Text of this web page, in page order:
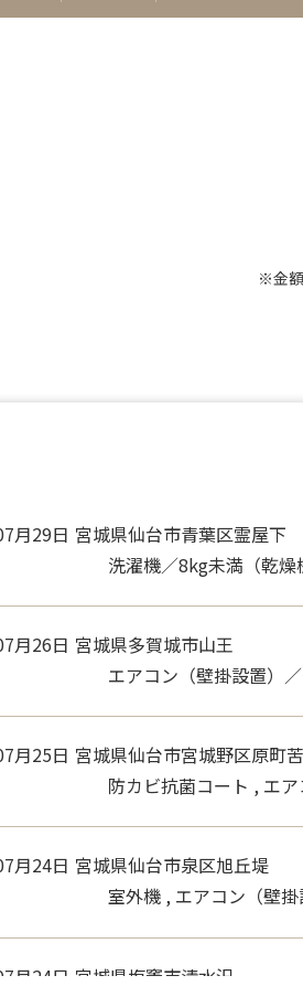
※金
月29日 宮城県仙台市青葉区霊屋下
洗濯機／8kg未満（乾燥
月26日 宮城県多賀城市山王
エアコン（壁掛設置）
月25日 宮城県仙台市宮城野区原町
防カビ抗菌コート , エ
月24日 宮城県仙台市泉区旭丘堤
室外機 , エアコン（壁
月24日 宮城県塩竈市清水沢